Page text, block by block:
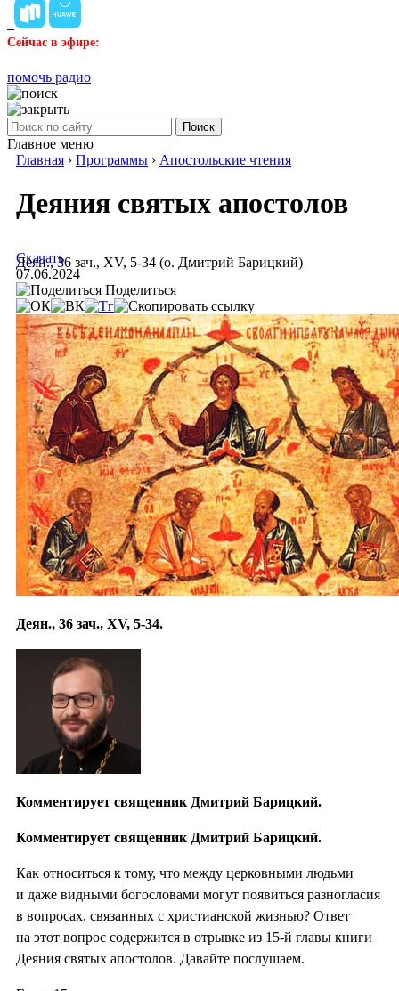
Сейчас в эфире:
помочь радио
Поиск
Главное меню
Главная › Программы › Апостольские чтения
Деяния святых апостолов
Деян., 36 зач., XV, 5-34 (о. Дмитрий Барицкий)
Скачать
07.06.2024
Поделиться
Деян., 36 зач., XV, 5-34.
Комментирует священник Дмитрий Барицкий.
Комментирует священник Дмитрий Барицкий.
Как относиться к тому, что между церковными людьми
и даже видными богословами могут появиться разногласия
в вопросах, связанных с христианской жизнью? Ответ
на этот вопрос содержится в отрывке из 15-й главы книги
Деяния святых апостолов. Давайте послушаем.